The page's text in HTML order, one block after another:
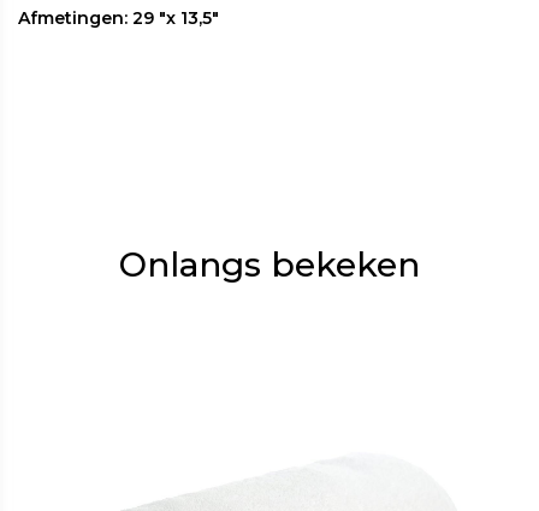
Afmetingen: 29 "x 13,5"
Onlangs bekeken